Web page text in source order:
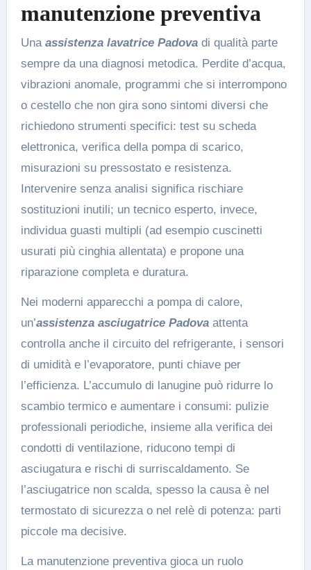
manutenzione preventiva
Una assistenza lavatrice Padovadi qualità parte
sempre da una diagnosi metodica. Perdite d’acqua,
vibrazioni anomale, programmi che si interrompono
o cestello che non gira sono sintomi diversi che
richiedono strumenti specifici: test su scheda
elettronica, verifica della pompa di scarico,
misurazioni su pressostato e resistenza.
Intervenire senza analisi significa rischiare
sostituzioni inutili; un tecnico esperto, invece,
individua guasti multipli (ad esempio cuscinetti
usurati più cinghia allentata) e propone una
riparazione completa e duratura.
Nei moderni apparecchi a pompa di calore,
un’assistenza asciugatrice Padovaattenta
controlla anche il circuito del refrigerante, i sensori
di umidità e l’evaporatore, punti chiave per
l’efficienza. L’accumulo di lanugine può ridurre lo
scambio termico e aumentare i consumi: pulizie
professionali periodiche, insieme alla verifica dei
condotti di ventilazione, riducono tempi di
asciugatura e rischi di surriscaldamento. Se
l’asciugatrice non scalda, spesso la causa è nel
termostato di sicurezza o nel relè di potenza: parti
piccole ma decisive.
La manutenzione preventiva gioca un ruolo